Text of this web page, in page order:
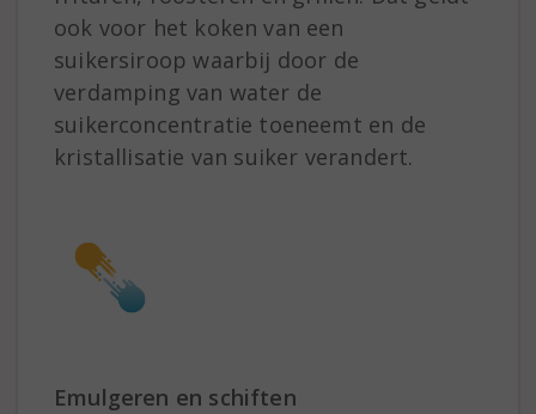
ook voor het koken van een
suikersiroop waarbij door de
verdamping van water de
suikerconcentratie toeneemt en de
kristallisatie van suiker verandert.
Emulgeren en schiften